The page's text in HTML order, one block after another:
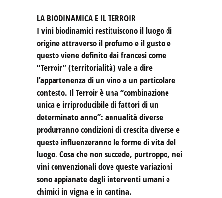
LA BIODINAMICA E IL TERROIR
I vini biodinamici restituiscono il luogo di
origine attraverso il profumo e il gusto e
questo viene definito dai francesi come
“Terroir” (territorialità) vale a dire
l’appartenenza di un vino a un particolare
contesto. Il Terroir è una “combinazione
unica e irriproducibile di fattori di un
determinato anno”: annualità diverse
produrranno condizioni di crescita diverse e
queste influenzeranno le forme di vita del
luogo. Cosa che non succede, purtroppo, nei
vini convenzionali dove queste variazioni
sono appianate dagli interventi umani e
chimici in vigna e in cantina.